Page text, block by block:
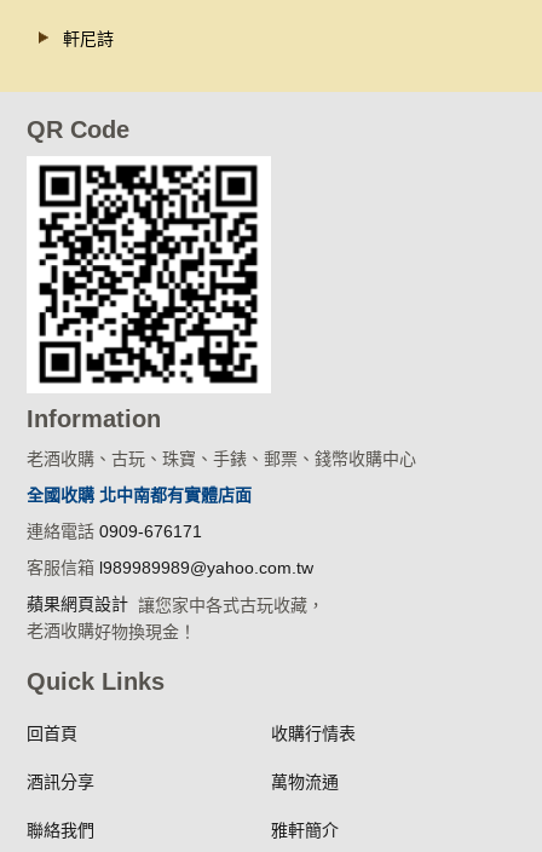
軒尼詩
QR Code
Information
老酒收購、古玩、珠寶、手錶、郵票、錢幣收購中心
全國收購 北中南都有實體店面
連絡電話0909-676171
客服信箱 l989989989@yahoo.com.tw
蘋果網頁設計 讓您家中各式古玩收藏，
老酒收購好物換現金！
Quick Links
回首頁 收購行情表
酒訊分享 萬物流通
聯絡我們 雅軒簡介